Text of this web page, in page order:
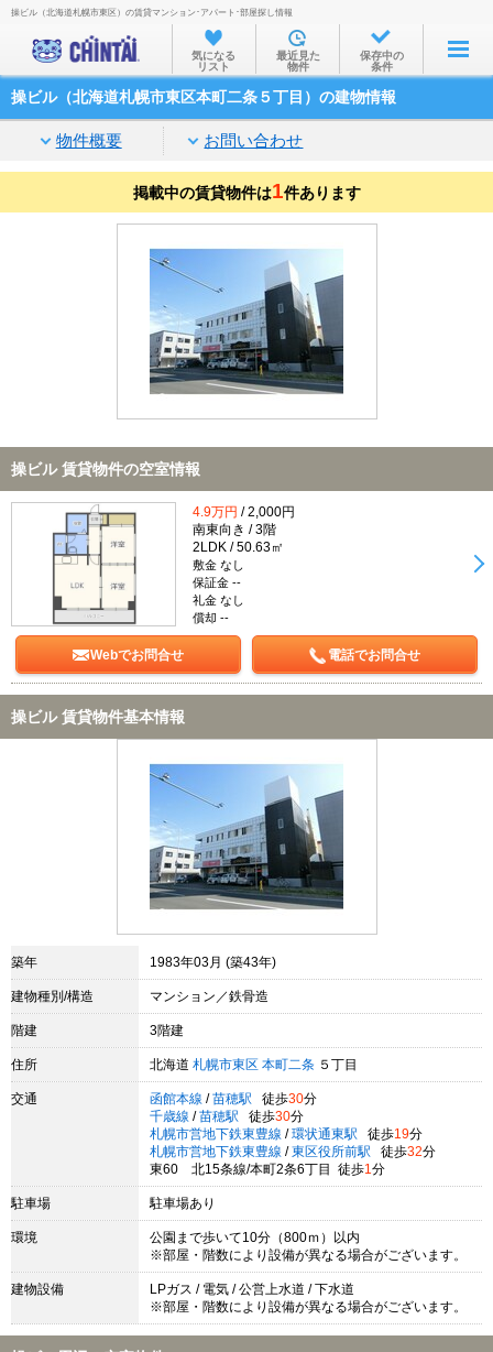
お部屋を探す
沿線・駅から
家賃相場から
通勤通学時間から
不動産会社から
TOP
操ビル（北海道札幌市東区）の賃貸マンション･アパート･部屋探し情報
気になる
リスト
最近見た
物件
保存中の
条件
操ビル（北海道札幌市東区本町二条５丁目）の建物情報
物件概要 お問い合わせ
掲載中の賃貸物件は1件あります
操ビル 賃貸物件の空室情報
4.9万円 / 2,000円
南東向き / 3階
2LDK / 50.63㎡
敷金 なし
保証金 --
礼金 なし
償却 --
Webでお問合せ 電話でお問合せ
操ビル 賃貸物件基本情報
築年 1983年03月 (築43年)
建物種別/構造 マンション／鉄骨造
階建 3階建
住所 北海道 札幌市東区 本町二条 ５丁目
交通 函館本線 / 苗穂駅 徒歩30分
千歳線 / 苗穂駅 徒歩30分
札幌市営地下鉄東豊線 / 環状通東駅 徒歩19分
札幌市営地下鉄東豊線 / 東区役所前駅 徒歩32分
東60 北15条線/本町2条6丁目 徒歩1 分
駐車場 駐車場あり
環境
公園まで歩いて10分（800ｍ）以内
※部屋・階数により設備が異なる場合がございます。
建物設備
LPガス / 電気 / 公営上水道 / 下水道
※部屋・階数により設備が異なる場合がございます。